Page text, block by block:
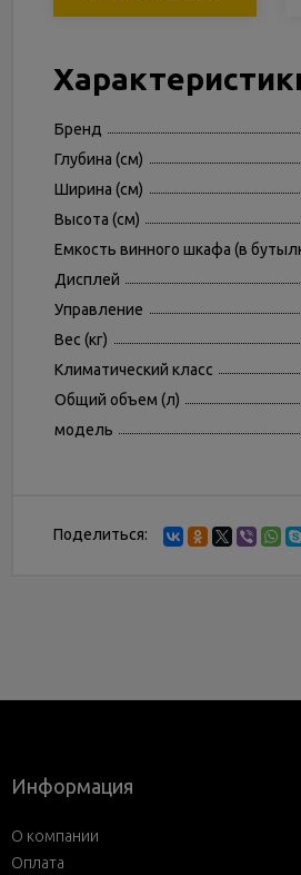
Бренд
Глубина (см)
Ширина (см)
Высота (см)
Емкость винного шкафа (в
Дисплей
Управление
Вес (кг)
Климатический класс
Общий объем (л)
модель
Поделиться:
Информация
О компании
Оплата